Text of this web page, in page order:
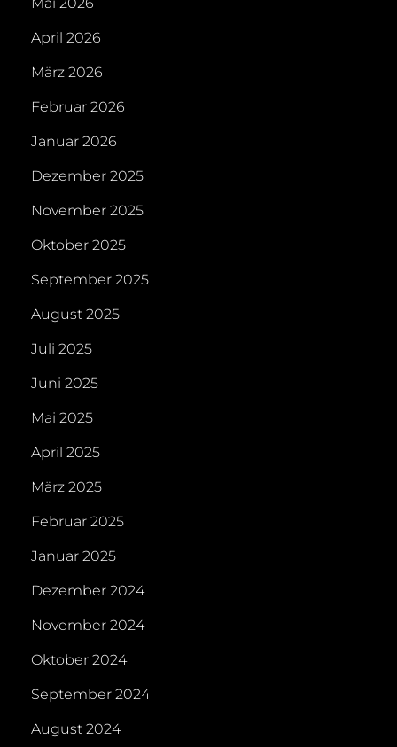
April 2026
März 2026
Februar 2026
Januar 2026
Dezember 2025
November 2025
Oktober 2025
September 2025
August 2025
Juli 2025
Juni 2025
Mai 2025
April 2025
März 2025
Februar 2025
Januar 2025
Dezember 2024
November 2024
Oktober 2024
September 2024
August 2024